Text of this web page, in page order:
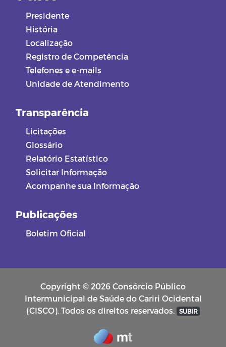
Presidente
História
Localização
Registro de Competência
Telefones e e-mails
Unidade de Atendimento
Transparência
Licitações
Glossário
Relatório Estatístico
Solicitar Informação
Acompanhe sua Informação
Publicações
Boletim Oficial
Copyright © 2026 Consórcio Público
Intermunicipal de Saúde do Cariri Ocidental
(CISCO). Todos os direitos reservados.
SUBIR